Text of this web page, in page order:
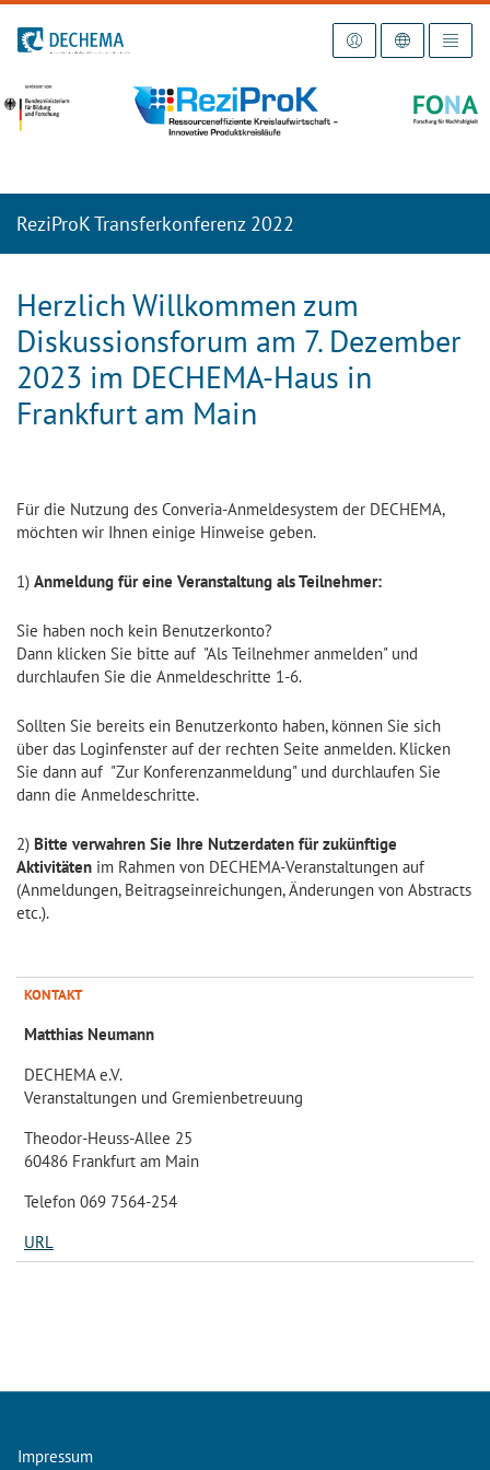
Zur Startseite
ReziProK Transferkonferenz 2022
Herzlich Willkommen zum
Diskussionsforum am 7. Dezember
2023 im DECHEMA-Haus in
Frankfurt am Main
Für die Nutzung des Converia-Anmeldesystem der DECHEMA,
möchten wir Ihnen einige Hinweise geben.
1) Anmeldung für eine Veranstaltung als Teilnehmer:
Sie haben noch kein Benutzerkonto?
Dann klicken Sie bitte auf "Als Teilnehmer anmelden" und
durchlaufen Sie die Anmeldeschritte 1-6.
Sollten Sie bereits ein Benutzerkonto haben, können Sie sich
über das Loginfenster auf der rechten Seite anmelden. Klicken
Sie dann auf "Zur Konferenzanmeldung" und durchlaufen Sie
dann die Anmeldeschritte.
2) Bitte verwahren Sie Ihre Nutzerdaten für zukünftige
Aktivitäten im Rahmen von DECHEMA-Veranstaltungen auf
(Anmeldungen, Beitragseinreichungen, Änderungen von Abstracts
etc.).
KONTAKT
Matthias Neumann
DECHEMA e.V.
Veranstaltungen und Gremienbetreuung
Theodor-Heuss-Allee 25
60486 Frankfurt am Main
Telefon 069 7564-254
URL
Impressum